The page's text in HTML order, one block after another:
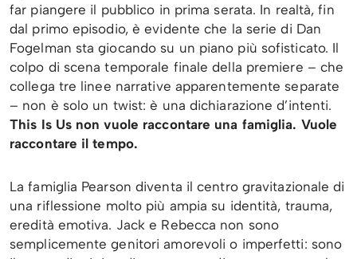
far piangere il pubblico in prima serata. In realtà, fin
dal primo episodio, è evidente che la serie di Dan
Fogelman sta giocando su un piano più sofisticato. Il
colpo di scena temporale finale della premiere – che
collega tre linee narrative apparentemente separate
– non è solo un twist: è una dichiarazione d’intenti.
This Is Us non vuole raccontare una famiglia. Vuole
raccontare il tempo.
La famiglia Pearson diventa il centro gravitazionale di
una riflessione molto più ampia su identità, trauma,
eredità emotiva. Jack e Rebecca non sono
semplicemente genitori amorevoli o imperfetti: sono